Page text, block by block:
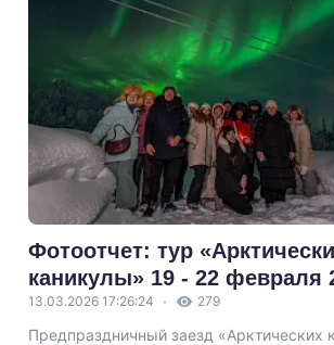
Фотоотчет: тур
каникулы» 19 - 22 февраля
13.03.2026 17:26:24 279
Предпраздничный заезд «Арктических